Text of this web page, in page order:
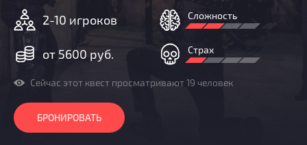
Новости
Добавить квест
Партнерам
2-10 игроков
от 5600 руб.
Сложность
Страх
Сейчас этот квест просматривают 19 человек
БРОНИРОВАТЬ